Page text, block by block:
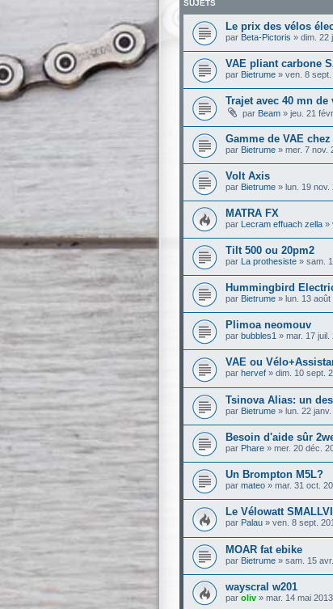
SUJETS
Le prix des vélos
par Beta-Pictoris » dim. 22
VAE pliant carbone
par Bietrume » ven. 8 sept.
Trajet avec 40 mn
par Beam » jeu. 21
Gamme de VAE
par Bietrume » mer. 7 nov.
Volt Axis
par Bietrume » lun. 19 nov.
MATRA FX
par Lecram effuach zella »
Tilt 500 ou 20pm2
par La prothesiste » sam.
Hummingbird
par Bietrume » lun. 13
Plimoa neomouv
par bubbles1 » mar. 17 juil.
VAE ou
par hervef » dim. 10 sept.
Tsinova Alias: un
par Bietrume » lun. 22
Besoin d'aide sûr
par Phare » mer. 20 déc.
Un Brompton M5L?
par mateo » mar. 31 oct.
Le Vélowatt
par Palau » ven. 8 sept.
MOAR fat ebike
par Bietrume » sam. 15
wayscral w201
par oliv » mar. 14 mai